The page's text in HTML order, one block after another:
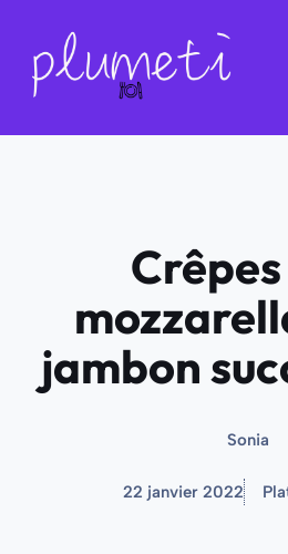
contenu
jambon
Sonia
22 janvier 2022